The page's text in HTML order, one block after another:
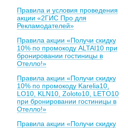
Правила и условия проведения
акции «2ГИС Про для
Рекламодателей»
Правила акции «Получи скидку
10% по промокоду ALTAI10 при
бронировании гостиницы в
Отелло!»
Правила акции «Получи скидку
10% по промокоду Karelia10,
LO10, KLN10, Zoloto10, LETO10
при бронировании гостиницы в
Отелло!»
Правила акции «Получи скидку